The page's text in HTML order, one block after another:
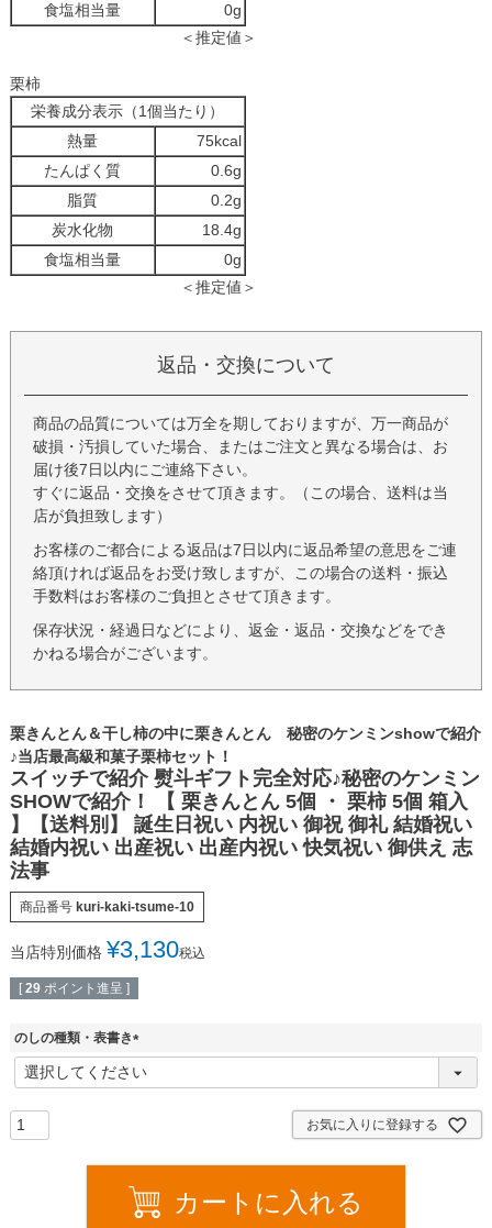
食塩相当量
0g
＜推定値＞
栗柿
栄養成分表示（1個当たり）
熱量
75kcal
たんぱく質
0.6g
脂質
0.2g
炭水化物
18.4g
食塩相当量
0g
＜推定値＞
返品・交換について
商品の品質については万全を期しておりますが、万一商品が
破損・汚損していた場合、またはご注文と異なる場合は、お
届け後7日以内にご連絡下さい。
すぐに返品・交換をさせて頂きます。（この場合、送料は当
店が負担致します）
お客様のご都合による返品は7日以内に返品希望の意思をご連
絡頂ければ返品をお受け致しますが、この場合の送料・振込
手数料はお客様のご負担とさせて頂きます。
保存状況・経過日などにより、返金・返品・交換などをでき
かねる場合がございます。
栗きんとん＆干し柿の中に栗きんとん 秘密のケンミンshowで紹介
♪当店最高級和菓子栗柿セット！
スイッチで紹介 熨斗ギフト完全対応♪秘密のケンミン
SHOWで紹介！ 【 栗きんとん 5個 ・ 栗柿 5個 箱入
】【送料別】 誕生日祝い 内祝い 御祝 御礼 結婚祝い
結婚内祝い 出産祝い 出産内祝い 快気祝い 御供え 志
法事
商品番号 kuri-kaki-tsume-10
当店特別価格 ¥3,130税込
[ 29 ポイント進呈 ]
のしの種類・表書き
(
必
お気に入りに登録する
カートに入れる